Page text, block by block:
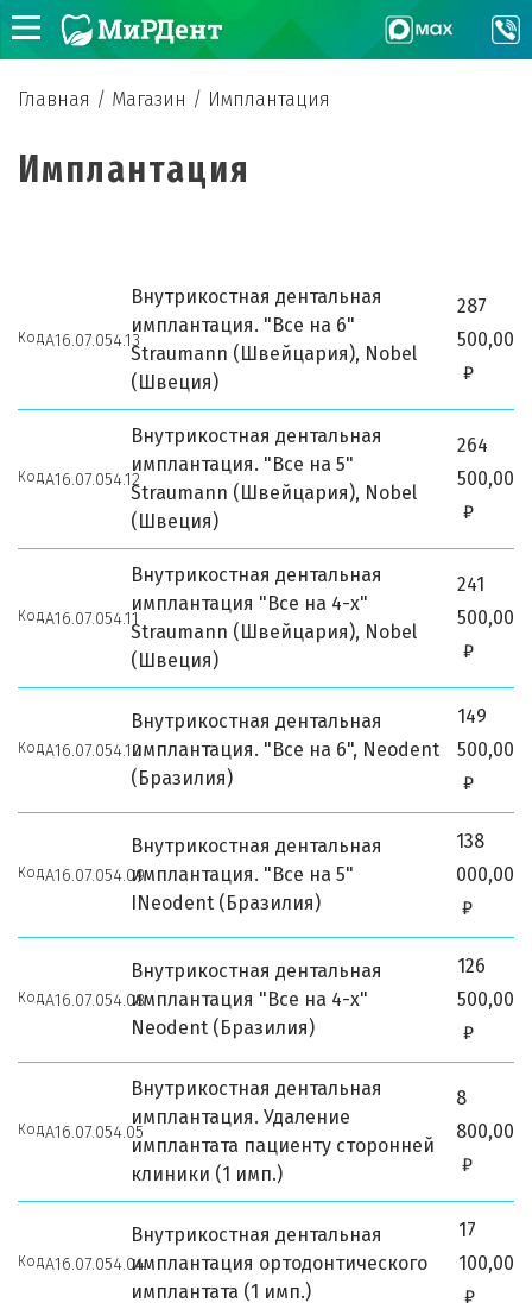
Главная / Магазин / Имплантация
Имплантация
КодА16.07.054.13
Внутрикостная дентальная
имплантация. "Все на 6"
Straumann (Швейцария), Nobel
(Швеция)
287
500,00
₽
КодА16.07.054.12
Внутрикостная дентальная
имплантация. "Все на 5"
Straumann (Швейцария), Nobel
(Швеция)
264
500,00
₽
КодА16.07.054.11
Внутрикостная дентальная
имплантация "Все на 4-х"
Straumann (Швейцария), Nobel
(Швеция)
241
500,00
₽
КодА16.07.054.10
Внутрикостная дентальная
имплантация. "Все на 6", Neodent
(Бразилия)
149
500,00
₽
КодА16.07.054.09
Внутрикостная дентальная
имплантация. "Все на 5"
INeodent (Бразилия)
138
000,00
₽
КодА16.07.054.08
Внутрикостная дентальная
имплантация "Все на 4-х"
Neodent (Бразилия)
126
500,00
₽
КодА16.07.054.05
Внутрикостная дентальная
имплантация. Удаление
имплантата пациенту сторонней
клиники (1 имп.)
8
800,00
₽
КодА16.07.054.04
Внутрикостная дентальная
имплантация ортодонтического
имплантата (1 имп.)
17
100,00
₽